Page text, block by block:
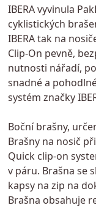
IBERA vyvinula
cyklistických
IBERA tak na
Clip-On pevně,
nutnosti nářadí,
snadné a
systém značky
Boční brašny,
Brašny na nosič
Quick clip-on
v páru. Brašna se
kapsy na zip na
Brašna obsahuje